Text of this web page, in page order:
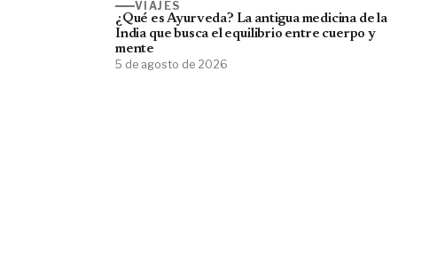
VIAJES
¿Qué es Ayurveda? La antigua medicina de la
India que busca el equilibrio entre cuerpo y
mente
5 de agosto de 2026